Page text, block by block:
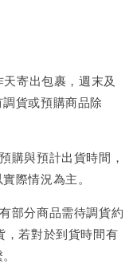
寄出包裹，週末及
貨或預購商品除
購與預計出貨時間，
際情況為主。
部分商品需待調貨約
，若對於到貨時間有